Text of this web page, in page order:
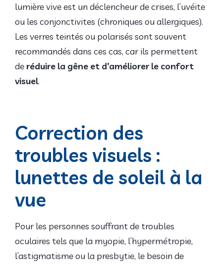
lumière vive est un déclencheur de crises, l’uvéite
ou les conjonctivites (chroniques ou allergiques).
Les verres teintés ou polarisés sont souvent
recommandés dans ces cas, car ils permettent
de réduire la gêne et d’améliorer le confort
visuel.
Correction des
troubles visuels :
lunettes de soleil à la
vue
Pour les personnes souffrant de troubles
oculaires tels que la myopie, l’hypermétropie,
l’astigmatisme ou la presbytie, le besoin de